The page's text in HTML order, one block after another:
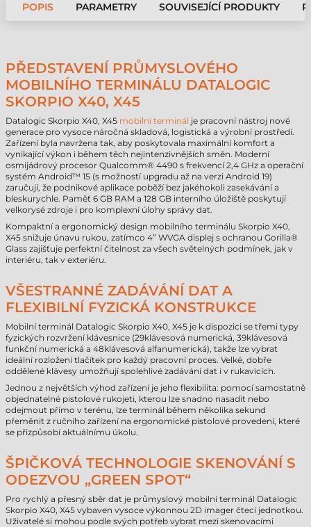
POPIS PARAMETRY SOUVISEJÍCÍ PRODUKTY
PŘEDSTAVENÍ PRŮMYSLOVÉHO
MOBILNÍHO TERMINÁLU DATALOGIC
SKORPIO X40, X45
Datalogic Skorpio X40, X45 mobilní terminál je pracovní nástroj nové
generace pro vysoce náročná skladová, logistická a výrobní prostředí.
Zařízení byla navržena tak, aby poskytovala maximální komfort a
vynikající výkon i během těch nejintenzivnějších směn. Moderní
osmijádrový procesor Qualcomm® 4490 s frekvencí 2,4 GHz a operační
systém Android™ 15 (s možností upgradu až na verzi Android 19)
zaručují, že podnikové aplikace poběží bez jakéhokoli zasekávání a
bleskurychle. Paměť 6 GB RAM a 128 GB interního úložiště poskytují
velkorysé zdroje i pro komplexní úlohy správy dat.
Kompaktní a ergonomický design mobilního terminálu Skorpio X40,
X45 snižuje únavu rukou, zatímco 4” WVGA displej s ochranou Gorilla®
Glass zajišťuje perfektní čitelnost za všech světelných podmínek, jak v
interiéru, tak v exteriéru.
VŠESTRANNÉ ZADÁVÁNÍ DAT A
FLEXIBILNÍ FYZICKÁ KONSTRUKCE
Mobilní terminál Datalogic Skorpio X40, X45 je k dispozici se třemi typy
fyzických rozvržení klávesnice (29klávesová numerická, 39klávesová
funkční numerická a 48klávesová alfanumerická), takže lze vybrat
ideální rozložení tlačítek pro každý pracovní proces. Velké, dobře
oddělené klávesy umožňují spolehlivé zadávání dat i v rukavicích.
Jednou z největších výhod zařízení je jeho flexibilita: pomocí samostatně
objednatelné pistolové rukojeti, kterou lze snadno nasadit nebo
odejmout přímo v terénu, lze terminál během několika sekund
přeměnit z ručního zařízení na ergonomické pistolové provedení, které
se přizpůsobí aktuálnímu úkolu.
ŠPIČKOVÁ TECHNOLOGIE SKENOVÁNÍ S
ODEZVOU „GREEN SPOT“
Pro rychlý a přesný sběr dat je průmyslový mobilní terminál Datalogic
Skorpio X40, X45 vybaven vysoce výkonnou 2D imager čtecí jednotkou.
Uživatelé si mohou podle svých potřeb vybrat mezi skenovacími